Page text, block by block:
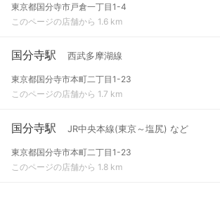
東京都国分寺市戸倉一丁目1-4
このページの店舗から 1.6 km
国分寺駅 西武多摩湖線
東京都国分寺市本町二丁目1-23
このページの店舗から 1.7 km
国分寺駅 JR中央本線(東京～塩尻) など
東京都国分寺市本町二丁目1-23
このページの店舗から 1.8 km